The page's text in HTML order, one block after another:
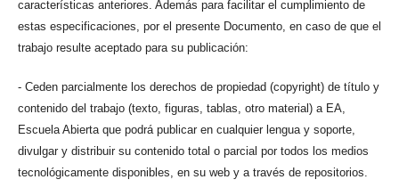
características anteriores. Además para facilitar el cumplimiento de
estas especificaciones, por el presente Documento, en caso de que el
trabajo resulte aceptado para su publicación:
- Ceden parcialmente los derechos de propiedad (copyright) de título y
contenido del trabajo (texto, figuras, tablas, otro material) a EA,
Escuela Abierta que podrá publicar en cualquier lengua y soporte,
divulgar y distribuir su contenido total o parcial por todos los medios
tecnológicamente disponibles, en su web y a través de repositorios.